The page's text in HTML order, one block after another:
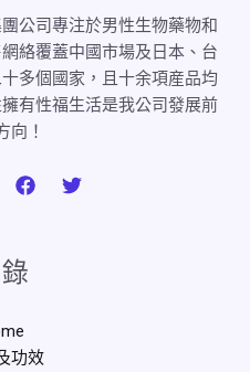
公司專注於男性生物藥物和
絡覆蓋中國市場及日本、台
多個國家，且十余項産品均
有性福生活是我公司發展前
向！
功效